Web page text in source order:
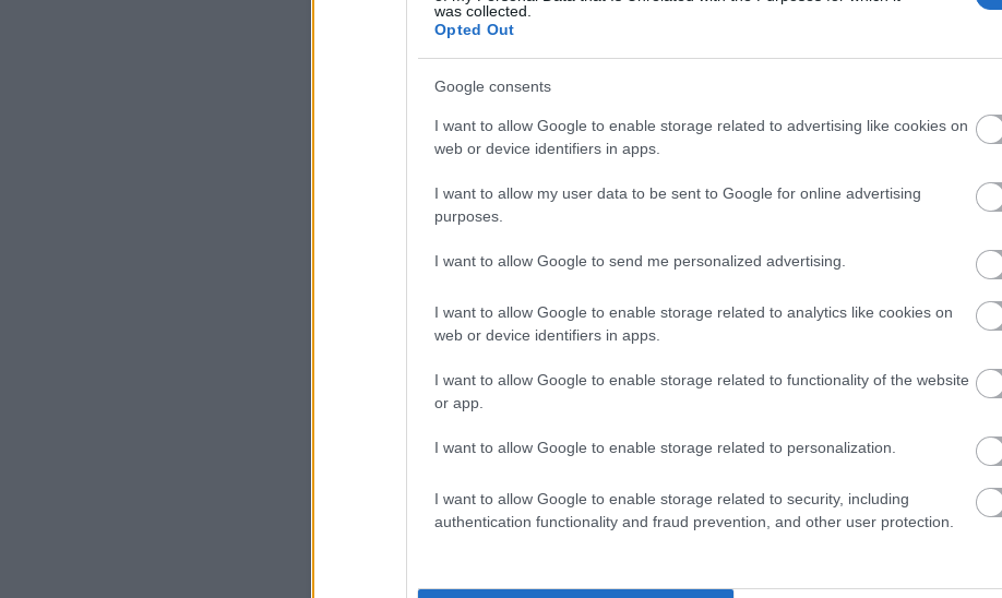
was collected.
Opted Out
Google consents
I want to allow Google to enable storage related to advertising like cookies on
web or device identifiers in apps.
I want to allow my user data to be sent to Google for online advertising
purposes.
I want to allow Google to send me personalized advertising.
I want to allow Google to enable storage related to analytics like cookies on
web or device identifiers in apps.
I want to allow Google to enable storage related to functionality of the website
or app.
I want to allow Google to enable storage related to personalization.
I want to allow Google to enable storage related to security, including
authentication functionality and fraud prevention, and other user protection.
Tetszik 0
2012.08.02. 08:34MÉSZY
Jó hangulat várható vasárnapra